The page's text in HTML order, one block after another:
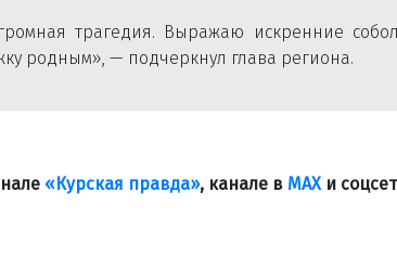
трагедия. Выражаю искренние
родным», — подчеркнул глава региона.
«Курская правда», канале в МАХ и